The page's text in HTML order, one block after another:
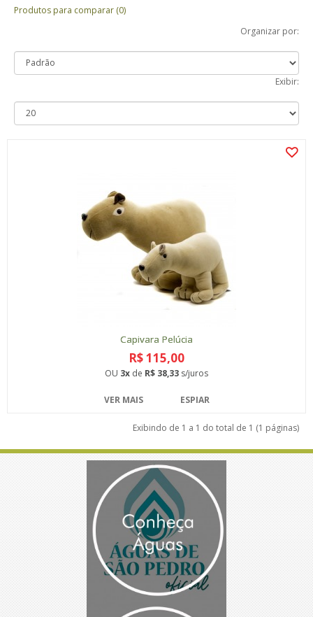
Produtos para comparar (0)
Organizar por:
Exibir:
Capivara Pelúcia
R$ 115,00
OU 3x de R$ 38,33 s/juros
VER MAIS ESPIAR
Exibindo de 1 a 1 do total de 1 (1 páginas)